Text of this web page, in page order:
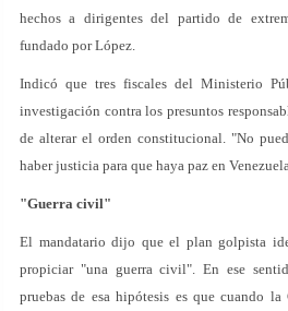
hechos a dirigentes del partido de
fundado por López.
Indicó que tres fiscales del Ministerio
investigación contra los presuntos
de alterar el orden constitucional. "No
haber justicia para que haya paz en
"Guerra civil"
El mandatario dijo que el plan golpista
propiciar "una guerra civil". En ese
pruebas de esa hipótesis es que cuando